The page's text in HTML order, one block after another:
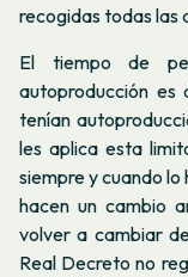
recogidas todas las
El tiempo de
autoproducción es
tenían
les aplica esta
siempre y cuando
hacen un cambio
volver a cambiar
Real Decreto no